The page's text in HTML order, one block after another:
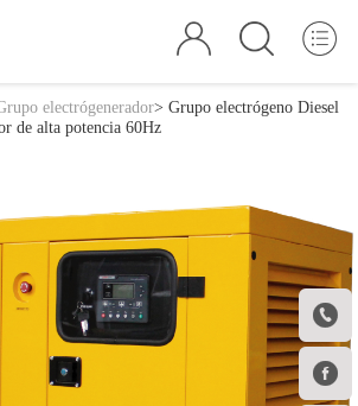


electrógenerador> Grupo electrógeno Diesel
de alta potencia 60Hz